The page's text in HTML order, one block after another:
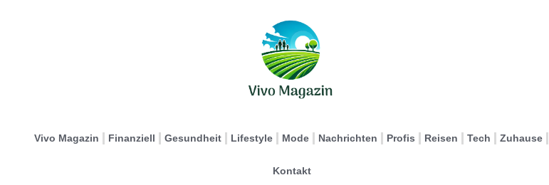
Vivo Magazin Finanziell Gesundheit Lifestyle Mode Nachrichten Profis Reisen Tech Zuhause
Kontakt